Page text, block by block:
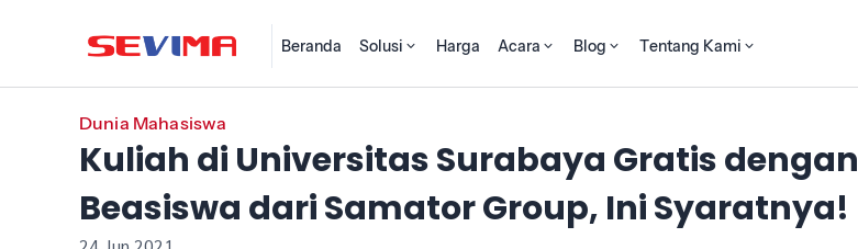
Beranda Solusi Harga Acara Blog Tentang Kami
Dunia Mahasiswa
Kuliah di Universitas Surabaya Gratis dengan
Beasiswa dari Samator Group, Ini Syaratnya!